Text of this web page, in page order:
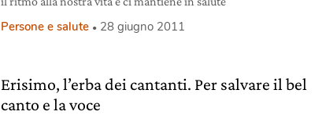
Persone e salute 28 giugno 2011
Erisimo, l’erba dei cantanti. Per salvare il bel
canto e la voce